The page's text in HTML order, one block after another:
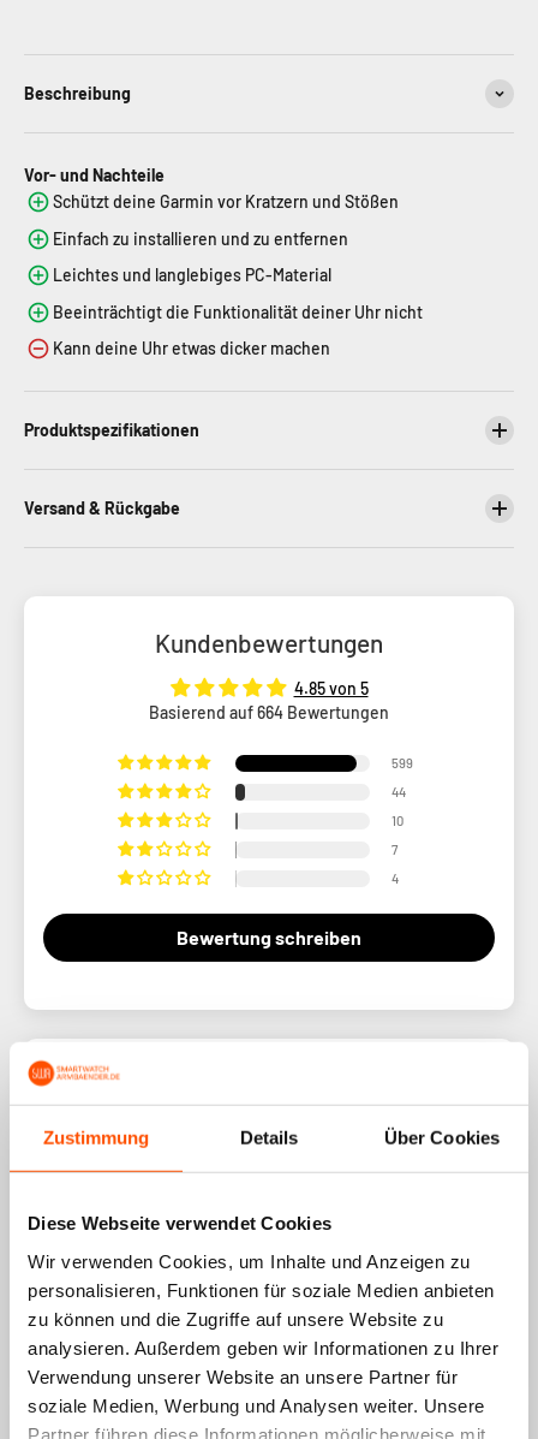
Zustimmung Details Über Cookies
Diese Webseite verwendet Cookies
Wir verwenden Cookies, um Inhalte und Anzeigen zu
personalisieren, Funktionen für soziale Medien anbieten
zu können und die Zugriffe auf unsere Website zu
analysieren. Außerdem geben wir Informationen zu Ihrer
Verwendung unserer Website an unsere Partner für
soziale Medien, Werbung und Analysen weiter. Unsere
Partner führen diese Informationen möglicherweise mit
Beschreibung
Vor- und Nachteile
Schützt deine Garmin vor Kratzern und Stößen
Einfach zu installieren und zu entfernen
Leichtes und langlebiges PC-Material
Beeinträchtigt die Funktionalität deiner Uhr nicht
Kann deine Uhr etwas dicker machen
Produktspezifikationen
Versand & Rückgabe
Kundenbewertungen
4.85 von 5
Basierend auf 664 Bewertungen
599
44
10
7
4
Bewertung schreiben
Sort by
Love it , and it is easy to fit
Bewertung konnte nicht übersetzt werden. Versuchen
Sie es später noch einmal
01/08/2026